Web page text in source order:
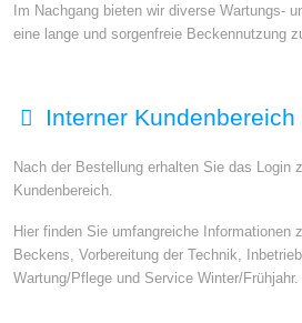
Im Nachgang bieten wir diverse Wartungs-
eine lange und sorgenfreie Beckennutzung
Interner Kundenbereich
Nach der Bestellung erhalten Sie das Login
Kundenbereich.
Hier finden Sie umfangreiche Informationen
Beckens, Vorbereitung der Technik,
Wartung/Pflege und Service Winter/Frühjahr.